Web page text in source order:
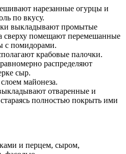
нарезанные огурцы и
по вкусу.
выкладывают промытые
а сверху помещают перемешанные
с помидорами.
крабовые палочки.
распределяют
сыр.
майонеза.
отваренные и
полностью покрыть ими